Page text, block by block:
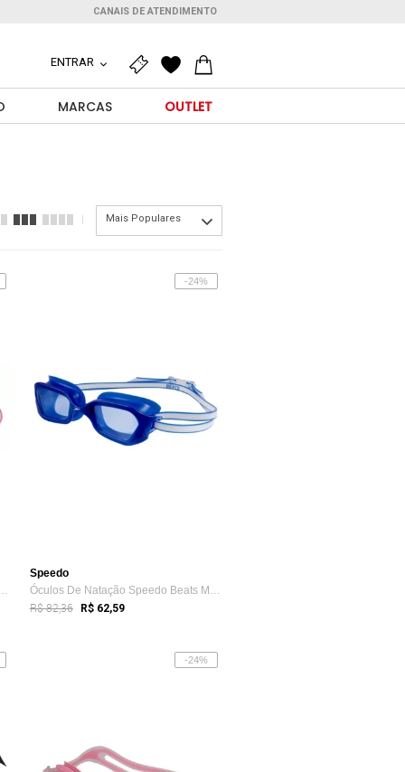
CANAIS DE ATENDIMENTO
ENTRAR
MARCAS OUTLET
Mais Populares
Speedo Beats Hot Pink/...
-24%
Speedo
Óculos De Natação Speedo Beats Marinho/A...
R$ 82,36 R$ 62,59
-24%